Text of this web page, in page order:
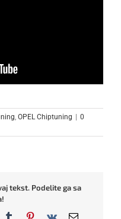
, OPEL Chiptuning
0
tekst. Podelite ga sa
TumblrPinterest
Vk Email